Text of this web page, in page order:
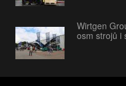
Wirtgen
osm strojů